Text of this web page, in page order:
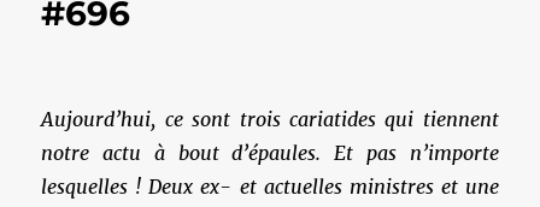
#696
Aujourd’hui, ce sont trois cariatides qui tiennent
notre actu à bout d’épaules. Et pas n’importe
lesquelles ! Deux ex- et actuelles ministres et une